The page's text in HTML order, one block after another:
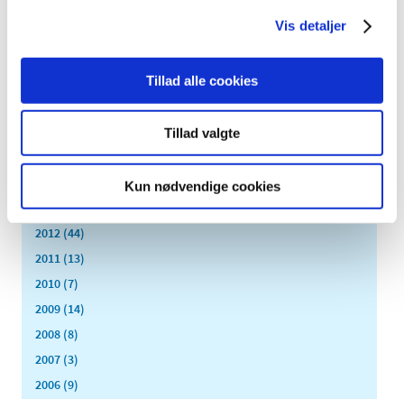
Vis detaljer
Tillad alle cookies
Tillad valgte
Kun nødvendige cookies
januar (6)
2017 (167)
2015 (33)
2013 (49)
2012 (44)
2011 (13)
2010 (7)
2009 (14)
2008 (8)
2007 (3)
2006 (9)